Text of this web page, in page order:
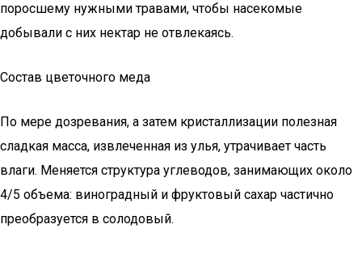
поросшему нужными травами, чтобы насекомые
добывали с них нектар не отвлекаясь.
Состав цветочного меда
По мере дозревания, а затем кристаллизации полезная
сладкая масса, извлеченная из улья, утрачивает часть
влаги. Меняется структура углеводов, занимающих около
4/5 объема: виноградный и фруктовый сахар частично
преобразуется в солодовый.